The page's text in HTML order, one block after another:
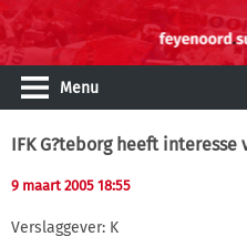
Menu
IFK G?teborg heeft interesse
9 maart 2005 18:55
Verslaggever: K